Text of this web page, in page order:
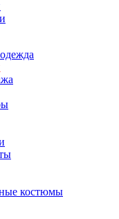
костюмы